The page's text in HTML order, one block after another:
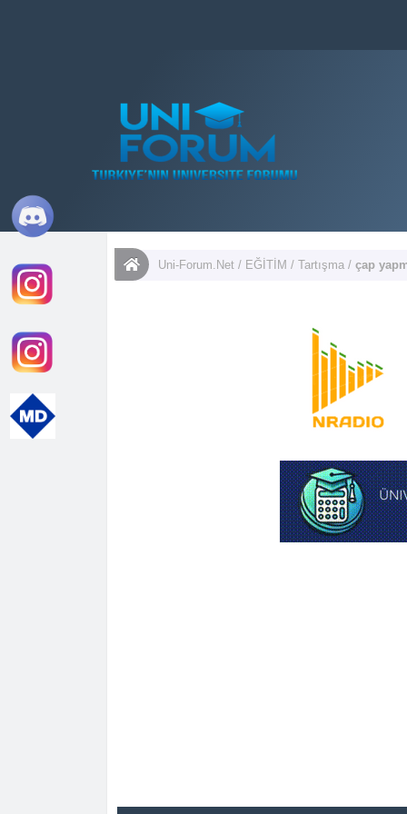
Uni-Forum.Net/ EĞİTİM / Tartışma / çap